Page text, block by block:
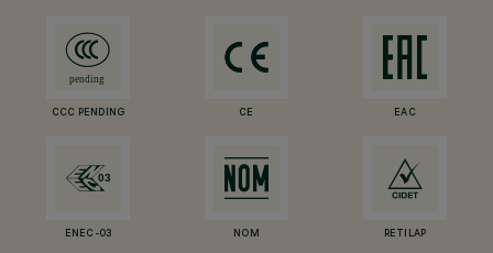
CCC PENDING CE EAC
ENEC-03 NOM RETILAP